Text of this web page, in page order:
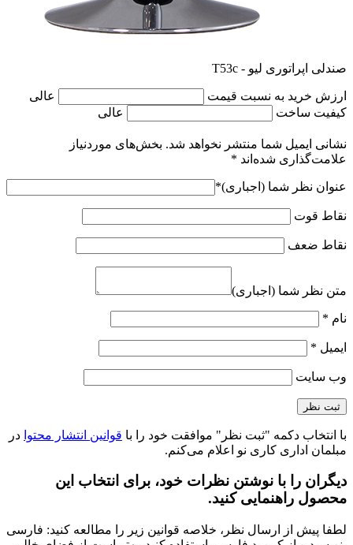
صندلی اپراتوری لیو - T53c
ارزش خرید به نسبت قیمت
عالی
کیفیت ساخت
عالی
نشانی ایمیل شما منتشر نخواهد شد. بخش‌های موردنیاز
علامت‌گذاری شده‌اند *
عنوان نظر شما (اجباری)*
نقاط قوت
نقاط ضعف
متن نظر شما (اجباری)
نام *
ایمیل *
وب‌ سایت
با انتخاب دکمه "ثبت نظر" موافقت خود را با قوانین انتشار محتوا در
مبلمان اداری کاری نو اعلام می‌کنم.
دیگران را با نوشتن نظرات خود، برای انتخاب این
محصول راهنمایی کنید.
لطفا پیش از ارسال نظر، خلاصه قوانین زیر را مطالعه کنید: فارسی